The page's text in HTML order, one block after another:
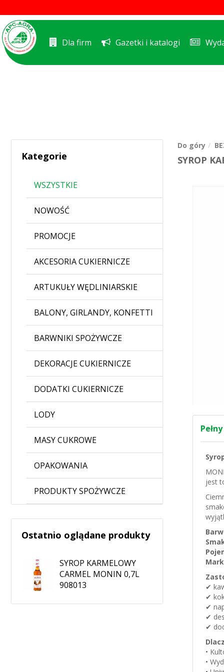
Dla firm Gazetki i katalogi
Kategorie
WSZYSTKIE
NOWOŚĆ
PROMOCJE
AKCESORIA CUKIERNICZE
ARTUKUŁY WĘDLINIARSKIE
BALONY, GIRLANDY, KONFETTI
BARWNIKI SPOŻYWCZE
DEKORACJE CUKIERNICZE
DODATKI CUKIERNICZE
LODY
MASY CUKROWE
OPAKOWANIA
PRODUKTY SPOŻYWCZE
Ostatnio oglądane produkty
SYROP KARMELOWY
CARMEL MONIN 0,7L
908013
Do góry
SYROP
jest
✔
✔
✔
✔
✔
•
•